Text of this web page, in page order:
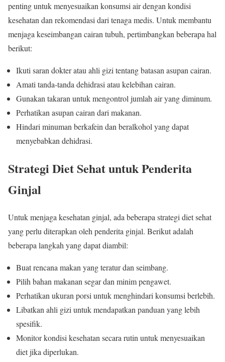
penting untuk menyesuaikan konsumsi air dengan kondisi
kesehatan dan rekomendasi dari tenaga medis. Untuk membantu
menjaga keseimbangan cairan tubuh, pertimbangkan beberapa hal
berikut:
Ikuti saran dokter atau ahli gizi tentang batasan asupan cairan.
Amati tanda-tanda dehidrasi atau kelebihan cairan.
Gunakan takaran untuk mengontrol jumlah air yang diminum.
Perhatikan asupan cairan dari makanan.
Hindari minuman berkafein dan beralkohol yang dapat
menyebabkan dehidrasi.
Strategi Diet Sehat untuk Penderita
Ginjal
Untuk menjaga kesehatan ginjal, ada beberapa strategi diet sehat
yang perlu diterapkan oleh penderita ginjal. Berikut adalah
beberapa langkah yang dapat diambil:
Buat rencana makan yang teratur dan seimbang.
Pilih bahan makanan segar dan minim pengawet.
Perhatikan ukuran porsi untuk menghindari konsumsi berlebih.
Libatkan ahli gizi untuk mendapatkan panduan yang lebih
spesifik.
Monitor kondisi kesehatan secara rutin untuk menyesuaikan
diet jika diperlukan.